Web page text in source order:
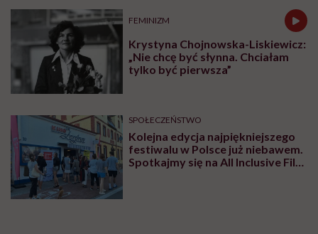
FEMINIZM
Krystyna Chojnowska-Liskiewicz:
„Nie chcę być słynna. Chciałam
tylko być pierwsza”
SPOŁECZEŃSTWO
Kolejna edycja najpiękniejszego
festiwalu w Polsce już niebawem.
Spotkajmy się na All Inclusive Film